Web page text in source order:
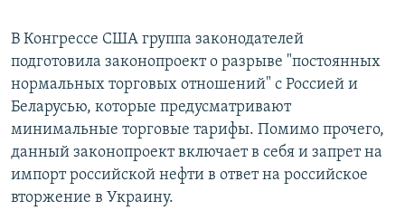
В Конгрессе США группа законодателей
подготовила законопроект о разрыве "постоянных
нормальных торговых отношений" с Россией и
Беларусью, которые предусматривают
минимальные торговые тарифы. Помимо прочего,
данный законопроект включает в себя и запрет на
импорт российской нефти в ответ на российское
вторжение в Украину.